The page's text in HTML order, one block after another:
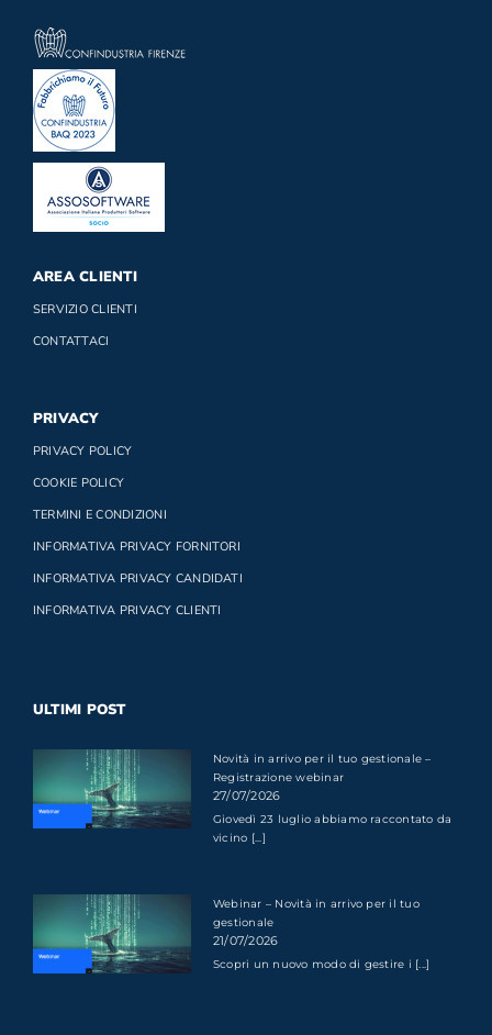
AREA CLIENTI
SERVIZIO CLIENTI
CONTATTACI
PRIVACY
PRIVACY POLICY
COOKIE POLICY
TERMINI E CONDIZIONI
INFORMATIVA PRIVACY FORNITORI
INFORMATIVA PRIVACY CANDIDATI
INFORMATIVA PRIVACY CLIENTI
ULTIMI POST
Novità in arrivo per il tuo gestionale –
Registrazione webinar
27/07/2026
Giovedì 23 luglio abbiamo raccontato da
vicino [...]
Webinar – Novità in arrivo per il tuo
gestionale
21/07/2026
Scopri un nuovo modo di gestire i [...]